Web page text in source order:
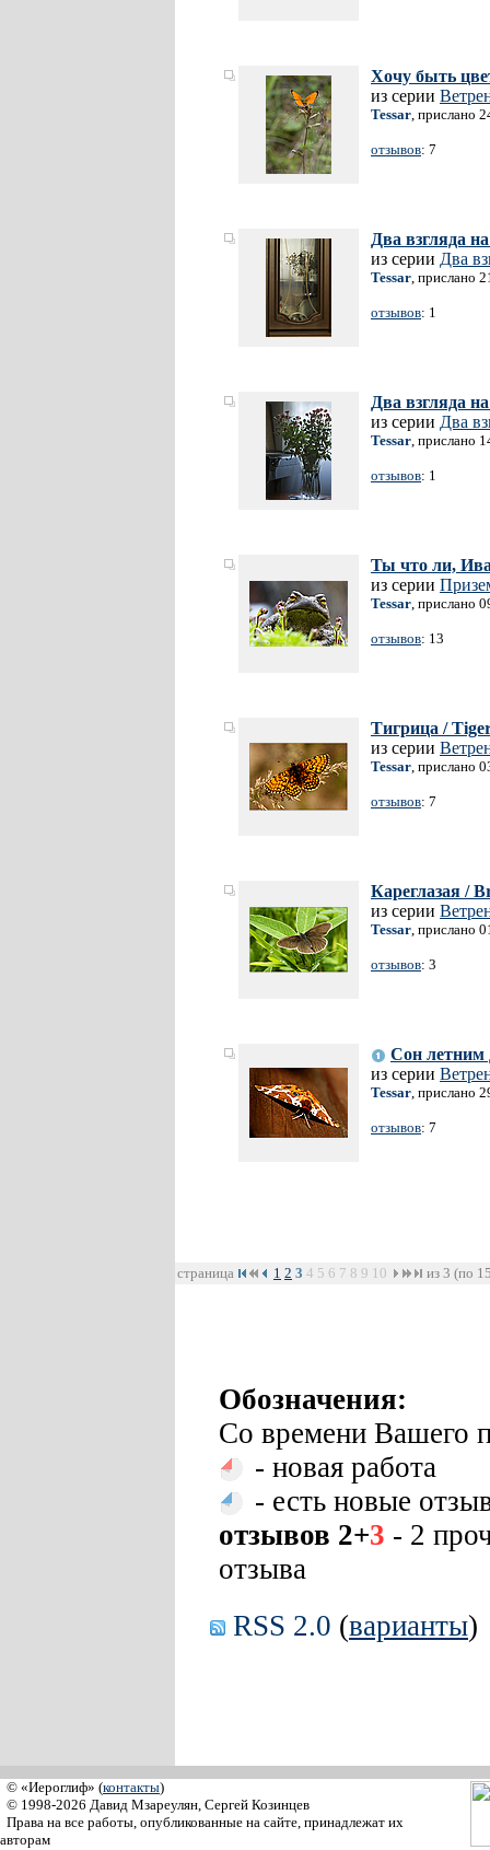
Хочу быть
из серии
Tessar, прислано
отзывов: 7
Два взгляда
из серии Два
Tessar, прислано
отзывов: 1
Два взгляда
из серии Два
Tessar, прислано
отзывов: 1
Ты что ли,
из серии
Tessar, прислано
отзывов: 13
Тигрица /
из серии
Tessar, прислано
отзывов: 7
Кареглазая /
из серии
Tessar, прислано
отзывов: 3
Сон летним
из серии
Tessar, прислано
отзывов: 7
страница 1 2 3 4 5 6 7 8 9 10 из 3 (по
Обозначения:
Со времени Вашего
- новая работа
- есть новые
отзывов 2+3 - 2
отзыва
RSS 2.0 (варианты)
© «Иероглиф» (контакты)
© 1998-2026 Давид Мзареулян, Сергей Козинцев
Права на все работы, опубликованные на сайте, принадлежат их
авторам